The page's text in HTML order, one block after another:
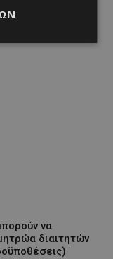
να
διαιτητών